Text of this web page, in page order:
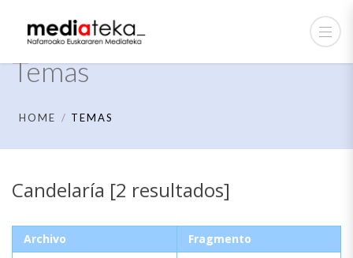
Temas
HOME TEMAS
Candelaría [2 resultados]
Archivo Fragmento